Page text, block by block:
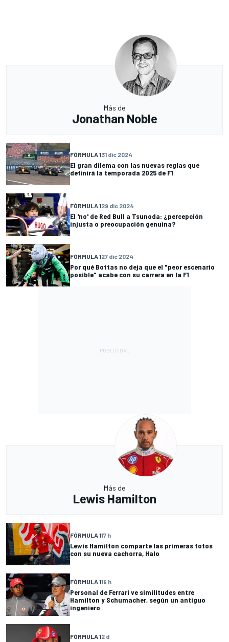
Más de
Jonathan Noble
FÓRMULA 131 dic 2024
El gran dilema con las nuevas reglas que
definirá la temporada 2025 de F1
FÓRMULA 129 dic 2024
El 'no' de Red Bull a Tsunoda: ¿percepción
injusta o preocupación genuina?
FÓRMULA 127 dic 2024
Por qué Bottas no deja que el "peor escenario
posible" acabe con su carrera en la F1
Más de
Lewis Hamilton
FÓRMULA 117 h
Lewis Hamilton comparte las primeras fotos
con su nueva cachorra, Halo
FÓRMULA 119 h
Personal de Ferrari ve similitudes entre
Hamilton y Schumacher, según un antiguo
ingeniero
FÓRMULA 12 d